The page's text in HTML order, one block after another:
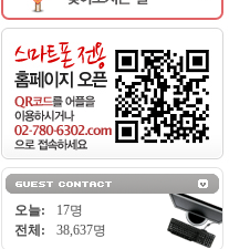
오늘:
17명
전체:
38,637명